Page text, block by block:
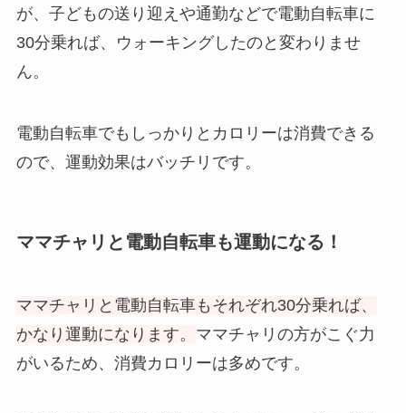
が、子どもの送り迎えや通勤などで電動自転車に
30分乗れば、ウォーキングしたのと変わりませ
ん。
電動自転車でもしっかりとカロリーは消費できる
ので、運動効果はバッチリです。
ママチャリと電動自転車も運動になる！
ママチャリと電動自転車もそれぞれ30分乗れば、
かなり運動になります。 ママチャリの方がこぐ力
がいるため、消費カロリーは多めです。